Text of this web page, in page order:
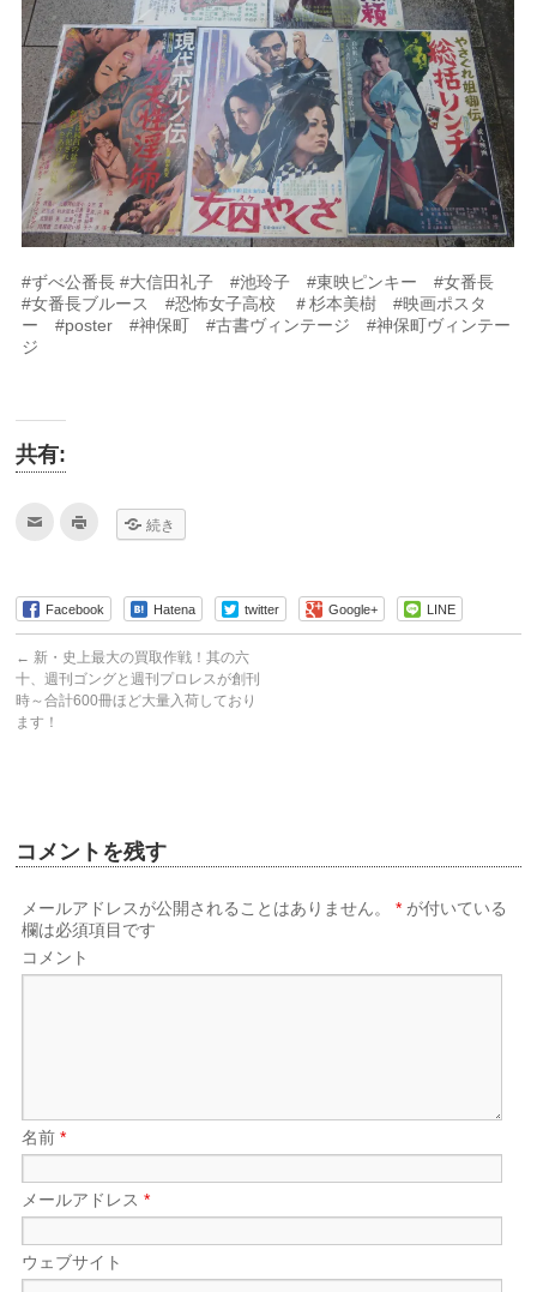
#ずべ公番長 #大信田礼子 #池玲子 #東映ピンキー #女番長
#女番長ブルース #恐怖女子高校 ＃杉本美樹 #映画ポスタ
ー #poster #神保町 #古書ヴィンテージ #神保町ヴィンテー
ジ
共有:
友
達
へ
メ
ー
ル
で
送
信
で
開
す)
印
刷
(新
し
い
ウ
ィ
ン
続き
Facebook Hatena twitter Google+ LINE
← 新・史上最大の買取作戦！其の六
十、週刊ゴングと週刊プロレスが創刊
時～合計600冊ほど大量入荷しており
ます！
コメントを残す
メールアドレスが公開されることはありません。 * が付いている
欄は必須項目です
コメント
名前*
メールアドレス*
ウェブサイト